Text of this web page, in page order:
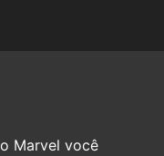
Marvel você